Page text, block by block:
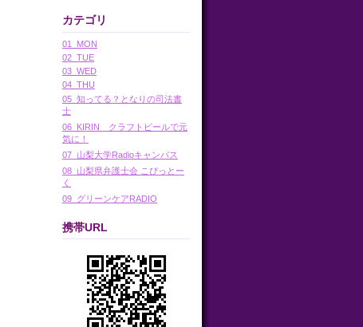
カテゴリ
01_MON
02_TUE
03_WED
04_THU
05_知ってる？となりの司法書
士
06_KIRIN クラフトビールで元
気に！
07_山梨大学Radioキャンパス
08_山梨県弁護士会 こぴっとー
く
09_グリーンケアRADIO
携帯URL